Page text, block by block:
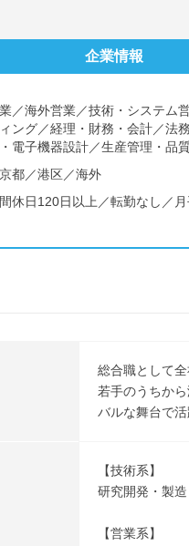
企業情報
／海外営業／技術・システム
ング／経理・財務・会計／法
電子機器設計／生産管理・品
都／港区／海外
休日120日以上／転勤なし／
総合職として全
若手のうちか
バルな舞台で活
【技術系】
研究開発・製
【営業系】